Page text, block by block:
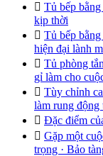
 Tủ bếp
kịp thời
 Tủ bếp
hiện đại lành
 Tủ phòng
gỉ làm cho
 Tùy chỉnh
làm rung động
 Đặc điểm
 Gặp một
trọng · Bảo